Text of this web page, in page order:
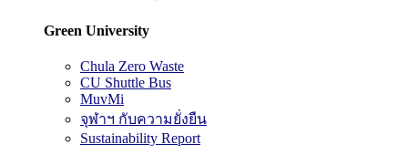
Green University
Chula Zero Waste
CU Shuttle Bus
MuvMi
จุฬาฯ กับความยั่งยืน
Sustainability Report